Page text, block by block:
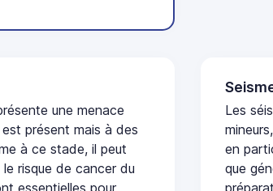
une menace
est présent mais à des
à ce stade, il peut
risque de cancer du
Les
en
que